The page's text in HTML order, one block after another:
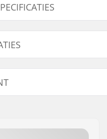
verpakking: